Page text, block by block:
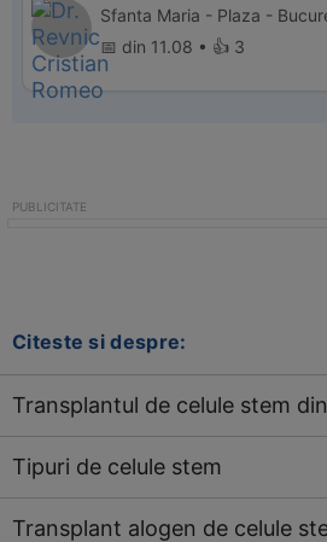
Sfanta Maria - Plaza -
📅 din 11.08 • 👍 3
Citeste si despre:
Transplantul de celule stem
Tipuri de celule stem
Transplant alogen de celule